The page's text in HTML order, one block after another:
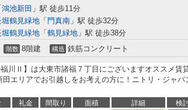
鴻池新田 」駅 徒歩11分
鶴見緑地 「 門真南 」駅 徒歩32分
鶴見緑地 「 鶴見緑地 」駅 徒歩38分
階数 8階建 構造 鉄筋コンクリート
福川Ⅱ】は大東市諸福７丁目にございますオススメ賃
田エリアでお引越しをお考えの方に！ニトリ・ジャパ
礼金 間取り 面積 詳細
検